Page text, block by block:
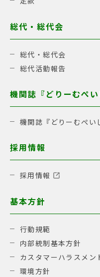
総代・総代会
総代・総代会
総代活動報告
機関誌『どりーむぺい
機関誌『どりーむぺい
採用情報
採用情報
基本方針
行動規範
内部統制基本方針
カスタマーハラスメン
環境方針